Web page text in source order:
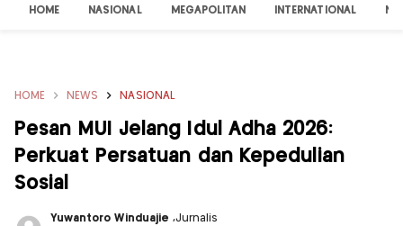
HOME NASIONAL MEGAPOLITAN INTERNATIONAL
HOME NEWS NASIONAL
Pesan MUI Jelang Idul Adha 2026:
Perkuat Persatuan dan Kepedulian
Sosial
Yuwantoro Winduajie ,Jurnalis